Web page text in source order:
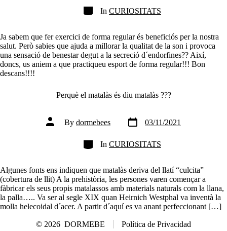
Categories
In CURIOSITATS
Ja sabem que fer exercici de forma regular és beneficiós per la nostra
salut. Però sabies que ajuda a millorar la qualitat de la son i provoca
una sensació de benestar degut a la secreció d´endorfines?? Així,
doncs, us aniem a que practiqueu esport de forma regular!!! Bon
descans!!!!
Perquè el matalàs és diu matalàs ???
Post
author
By dormebees
Post
date
03/11/2021
Categories
In CURIOSITATS
Algunes fonts ens indiquen que matalàs deriva del llatí “culcita”
(cobertura de llit) A la prehistòria, les persones varen començar a
fàbricar els seus propis matalassos amb materials naturals com la llana,
la palla….. Va ser al segle XIX quan Heirnich Westphal va inventà la
molla helecoidal d´acer. A partir d´aquí es va anant perfeccionant […]
© 2026 DORMEBE Política de Privacidad